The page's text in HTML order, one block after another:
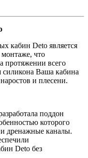
кабин Deto является
монтаже, что
протяжении всего
силикона Ваша кабина
и плесени.
поддон
которого
дренажные каналы.
Deto без